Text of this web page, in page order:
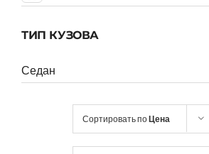
ТИП КУЗОВА
Седан
Сортировать поЦена